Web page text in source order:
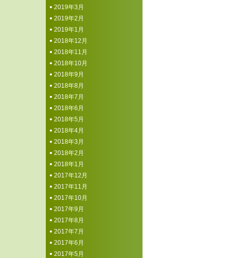
2019年3月
2019年2月
2019年1月
2018年12月
2018年11月
2018年10月
2018年9月
2018年8月
2018年7月
2018年6月
2018年5月
2018年4月
2018年3月
2018年2月
2018年1月
2017年12月
2017年11月
2017年10月
2017年9月
2017年8月
2017年7月
2017年6月
2017年5月